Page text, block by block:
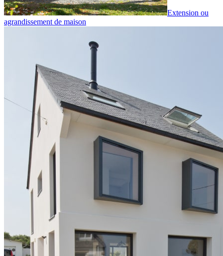
Extension ou
agrandissement de maison